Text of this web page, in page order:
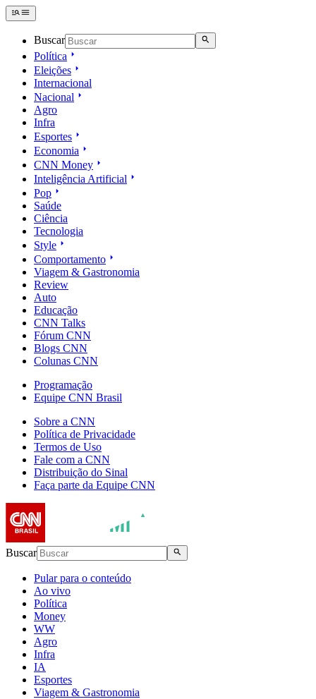
Buscar
Política
Eleições
Internacional
Nacional
Agro
Infra
Esportes
Economia
CNN Money
Inteligência Artificial
Pop
Saúde
Ciência
Tecnologia
Style
Comportamento
Viagem & Gastronomia
Review
Auto
Educação
CNN Talks
Fórum CNN
Blogs CNN
Colunas CNN
Programação
Equipe CNN Brasil
Sobre a CNN
Política de Privacidade
Termos de Uso
Fale com a CNN
Distribuição do Sinal
Faça parte da Equipe CNN
Buscar
Pular para o conteúdo
Ao vivo
Política
Money
WW
Agro
Infra
IA
Esportes
Viagem & Gastronomia